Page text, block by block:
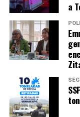
En "Seguridad"
RELATED TOPICS:
UP NEXT
Logra Toño
DON'T MISS
Atención a
de Toño Ixtláhuac
a